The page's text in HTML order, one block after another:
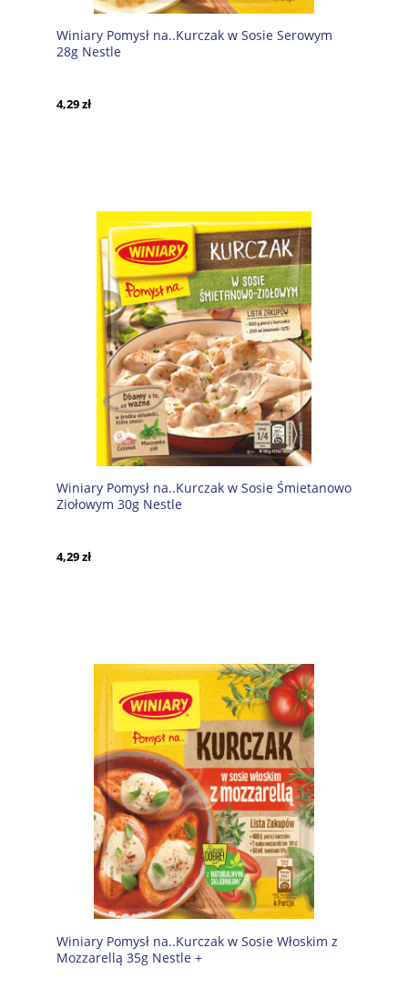
Winiary Pomysł na..Kurczak w Sosie Serowym
28g Nestle
4,29 zł
Winiary Pomysł na..Kurczak w Sosie Śmietanowo
Ziołowym 30g Nestle
4,29 zł
Winiary Pomysł na..Kurczak w Sosie Włoskim z
Mozzarellą 35g Nestle +